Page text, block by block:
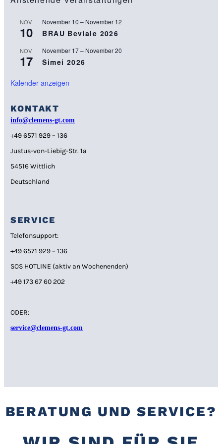
NOV.
10
November 10 – November 12
BRAU Beviale 2026
NOV.
17
November 17– November 20
Simei 2026
Kalender anzeigen
KONTAKT
info@clemens-gt.com
+49 6571 929 – 136
Justus-von-Liebig-Str. 1a
54516 Wittlich
Deutschland
SERVICE
Telefonsupport:
+49 6571 929 – 136
SOS HOTLINE (aktiv an Wochenenden)
+49 173 67 60 202
ODER:
service@clemens-gt.com
BERATUNG UND SERVICE?